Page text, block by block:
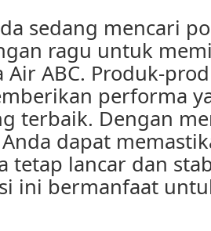
sedang mencari
ragu untuk
Air ABC. Produk-
performa
terbaik. Dengan
dapat
tetap lancar dan
ini bermanfaat